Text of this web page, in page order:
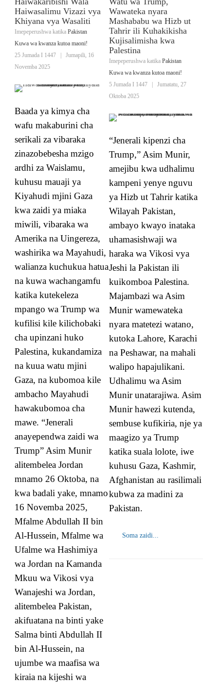
Haiwasalimu Vizazi vya
Khiyana vya Wasaliti
Imepeperushwa katika Pakistan
Kuwa wa kwanza kutoa maoni!
25 Jumada I 1447
Jumapili, 16
Novemba 2025
Baada ya kimya cha
wafu makaburini cha
serikali za vibaraka
zinazobebesha mzigo
ardhi za Waislamu,
kuhusu mauaji ya
Kiyahudi mjini Gaza
kwa zaidi ya miaka
miwili, vibaraka wa
Amerika na Uingereza,
washirika wa Mayahudi,
walianza kuchukua hatua
na kuwa wachangamfu
katika kutekeleza
mpango wa Trump wa
kufilisi kile kilichobaki
cha upinzani huko
Palestina, kukandamiza
na kuua watu mjini
Gaza, na kubomoa kile
ambacho Mayahudi
hawakubomoa cha
mawe. “Jenerali
anayependwa zaidi wa
Trump” Asim Munir
alitembelea Jordan
mnamo 26 Oktoba, na
kwa badali yake, mnamo
16 Novemba 2025,
Mfalme Abdullah II bin
Al-Hussein, Mfalme wa
Ufalme wa Hashimiya
wa Jordan na Kamanda
Mkuu wa Vikosi vya
Wanajeshi wa Jordan,
alitembelea Pakistan,
akifuatana na binti yake
Salma binti Abdullah II
bin Al-Hussein, na
ujumbe wa maafisa wa
kiraia na kijeshi wa
Wawateka nyara
Mashababu wa Hizb ut
Tahrir ili Kuhakikisha
Kujisalimisha kwa
Palestina
Imepeperushwa katika Pakistan
Kuwa wa kwanza kutoa maoni!
5 Jumada I 1447
Jumatatu, 27
Oktoba 2025
“Jenerali kipenzi cha
Trump,” Asim Munir,
amejibu kwa udhalimu
kampeni yenye nguvu
ya Hizb ut Tahrir katika
Wilayah Pakistan,
ambayo kwayo inataka
uhamasishwaji wa
haraka wa Vikosi vya
Jeshi la Pakistan ili
kuikomboa Palestina.
Majambazi wa Asim
Munir wamewateka
nyara matetezi watano,
kutoka Lahore, Karachi
na Peshawar, na mahali
walipo hapajulikani.
Udhalimu wa Asim
Munir unatarajiwa. Asim
Munir hawezi kutenda,
sembuse kufikiria, nje ya
maagizo ya Trump
katika suala lolote, iwe
kuhusu Gaza, Kashmir,
Afghanistan au rasilimali
kubwa za madini za
Pakistan.
Soma zaidi...